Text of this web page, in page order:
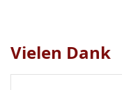
Vielen Dank
Logo1bis1von1